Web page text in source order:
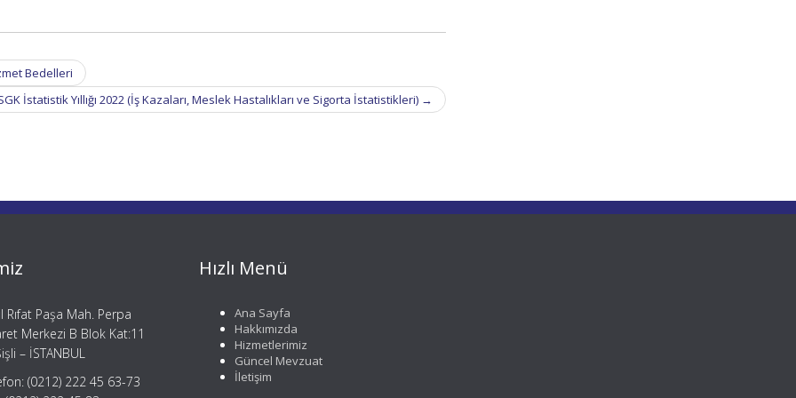
Bedelleri
İstatistik Yıllığı 2022 (İş Kazaları, Meslek Hastalıkları ve Sigorta İstatistikleri) →
Rıfat Paşa Mah. Perpa
Merkezi B Blok Kat:11
– İSTANBUL
(0212) 222 45 63-73
Hızlı Menü
Ana Sayfa
Hakkımızda
Hizmetlerimiz
Güncel Mevzuat
İletişim